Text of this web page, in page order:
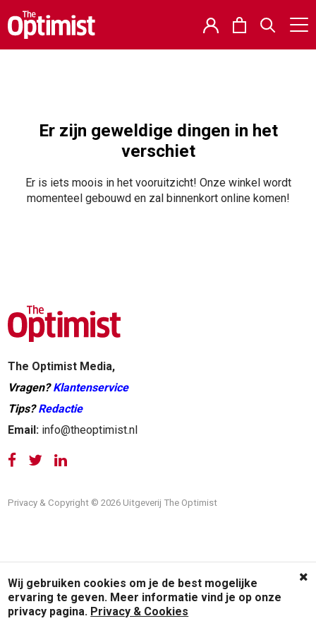
Er zijn geweldige dingen in het
verschiet
Er is iets moois in het vooruitzicht! Onze winkel wordt
momenteel gebouwd en zal binnenkort online komen!
The Optimist Media,
Vragen? Klantenservice
Tips? Redactie
Email: info@theoptimist.nl
Privacy & Copyright © 2026 Uitgeverij The Optimist
Wij gebruiken cookies om je de best mogelijke
ervaring te geven. Meer informatie vind je op onze
privacy pagina. Privacy & Cookies